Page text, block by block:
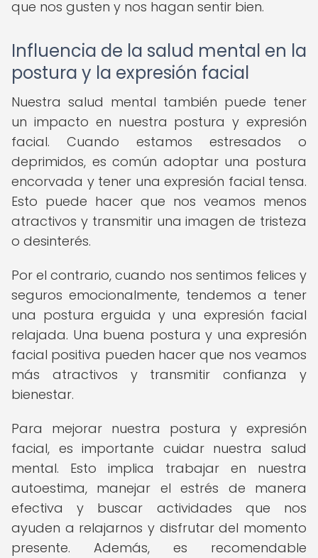
que nos gusten y nos hagan sentir bien.
Influencia de la salud mental en la
postura y la expresión facial
Nuestra salud mental también puede tener
un impacto en nuestra postura y expresión
facial. Cuando estamos estresados o
deprimidos, es común adoptar una postura
encorvada y tener una expresión facial tensa.
Esto puede hacer que nos veamos menos
atractivos y transmitir una imagen de tristeza
o desinterés.
Por el contrario, cuando nos sentimos felices y
seguros emocionalmente, tendemos a tener
una postura erguida y una expresión facial
relajada. Una buena postura y una expresión
facial positiva pueden hacer que nos veamos
más atractivos y transmitir confianza y
bienestar.
Para mejorar nuestra postura y expresión
facial, es importante cuidar nuestra salud
mental. Esto implica trabajar en nuestra
autoestima, manejar el estrés de manera
efectiva y buscar actividades que nos
ayuden a relajarnos y disfrutar del momento
presente. Además, es recomendable